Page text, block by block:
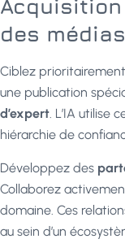
des
Ciblez
une publication
d’expert. L’IA utilise
hiérarchie de
Développez des
Collaborez
domaine. Ces
au sein d’un